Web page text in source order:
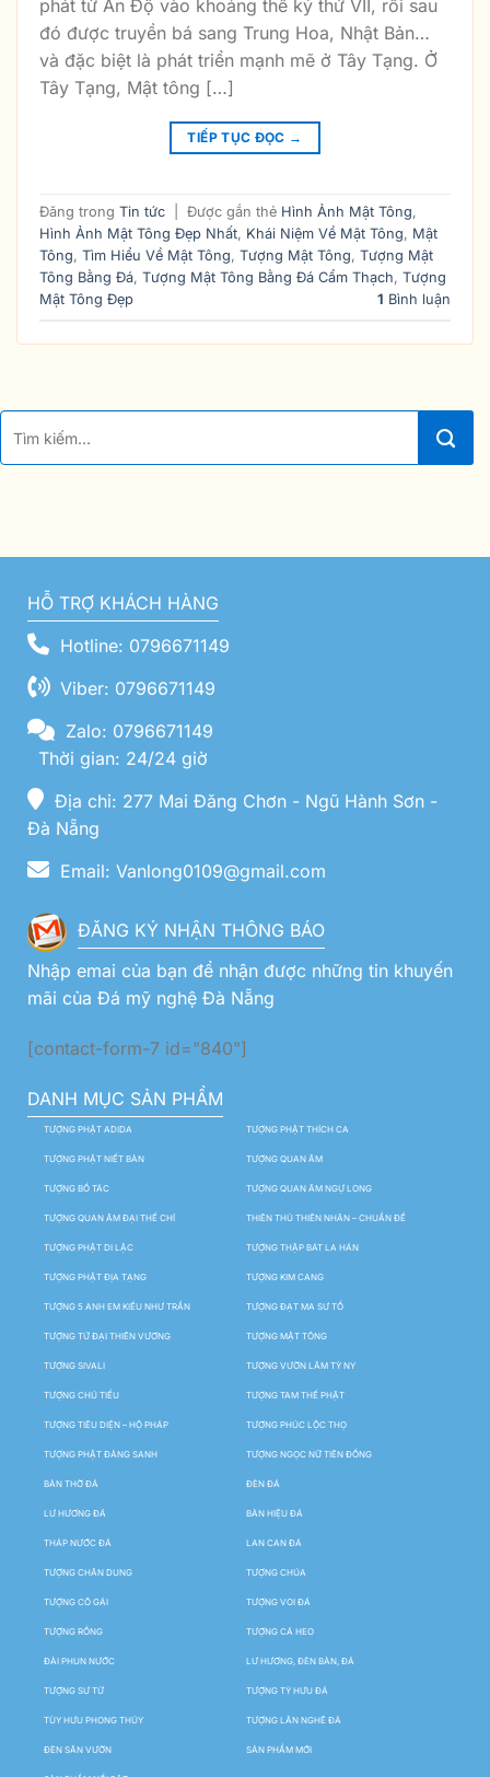
phát từ Ấn Độ vào khoảng thế kỷ thứ VII, rồi sau
đó được truyền bá sang Trung Hoa, Nhật Bản…
và đặc biệt là phát triển mạnh mẽ ở Tây Tạng. Ở
Tây Tạng, Mật tông […]
TIẾP TỤC ĐỌC →
Đăng trong Tin tức Được gắn thẻ Hình Ảnh Mật Tông,
Hình Ảnh Mật Tông Đẹp Nhất, Khái Niệm Về Mật Tông, Mật
Tông, Tìm Hiểu Về Mật Tông, Tượng Mật Tông, Tượng Mật
Tông Bằng Đá, Tượng Mật Tông Bằng Đá Cẩm Thạch, Tượng
Mật Tông Đẹp
1 Bình luận
HỖ TRỢ KHÁCH HÀNG
Hotline: 0796671149
Viber: 0796671149
Zalo: 0796671149
Thời gian: 24/24 giờ
Địa chỉ: 277 Mai Đăng Chơn - Ngũ Hành Sơn -
Đà Nẵng
Email: Vanlong0109@gmail.com
ĐĂNG KÝ NHẬN THÔNG BÁO
Nhập emai của bạn để nhận được những tin khuyến
mãi của Đá mỹ nghệ Đà Nẵng
[contact-form-7 id="840"]
DANH MỤC SẢN PHẨM
TƯỢNG PHẬT ADIDA TƯỢNG PHẬT THÍCH CA
TƯỢNG PHẬT NIẾT BÀN TƯỢNG QUAN ÂM
TƯỢNG BỒ TÁC TƯỢNG QUAN ÂM NGỰ LONG
TƯỢNG QUAN ÂM ĐẠI THẾ CHÍ THIÊN THỦ THIÊN NHÃN – CHUẨN ĐỀ
TƯỢNG PHẬT DI LẶC TƯỢNG THẬP BÁT LA HÁN
TƯỢNG PHẬT ĐỊA TẠNG TƯỢNG KIM CANG
TƯỢNG 5 ANH EM KIỀU NHƯ TRẦN TƯỢNG ĐẠT MA SƯ TỔ
TƯỢNG TỨ ĐẠI THIÊN VƯƠNG TƯỢNG MẬT TÔNG
TƯỢNG SIVALI TƯỢNG VƯỜN LÂM TỲ NY
TƯỢNG CHÚ TIỂU TƯỢNG TAM THẾ PHẬT
TƯỢNG TIÊU DIỆN – HỘ PHÁP TƯỢNG PHÚC LỘC THỌ
TƯỢNG PHẬT ĐẢNG SANH TƯỢNG NGỌC NỮ TIÊN ĐỒNG
BÀN THỜ ĐÁ ĐÈN ĐÁ
LƯ HƯƠNG ĐÁ BẢN HIỆU ĐÁ
THÁP NƯỚC ĐÁ LAN CAN ĐÁ
TƯỢNG CHÂN DUNG TƯỢNG CHÚA
TƯỢNG CÔ GÁI TƯỢNG VOI ĐÁ
TƯỢNG RỒNG TƯỢNG CÁ HEO
ĐÀI PHUN NƯỚC LƯ HƯƠNG, ĐÈN BÀN, ĐÁ
TƯỢNG SƯ TỬ TƯỢNG TỲ HƯU ĐÁ
TÙY HƯU PHONG THỦY TƯỢNG LÂN NGHÊ ĐÁ
ĐÈN SÂN VƯỜN SẢN PHẨM MỚI